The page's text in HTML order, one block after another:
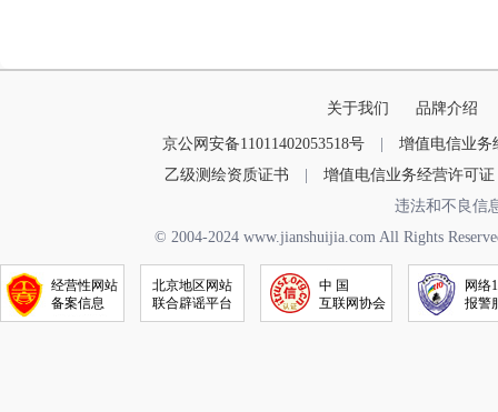
关于我们 品牌介绍
京公网安备11011402053518号
增值电信业务
乙级测绘资质证书
增值电信业务经营许可证
违法和不良信
© 2004-2024 www.jianshuijia.com All Rights
经营性网站
备案信息
北京地区网站
联合辟谣平台
中 国
互联网协会
网络
报警